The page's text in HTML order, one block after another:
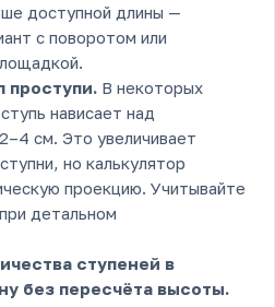
доступной длины —
с поворотом или
проступи. В некоторых
нависает над
см. Это увеличивает
но калькулятор
проекцию. Учитывайте
детальном
ступеней в
без пересчёта высоты.